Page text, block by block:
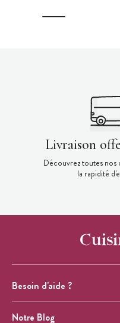
Livraison
Découvrez toutes nos
la rapidité
Besoin d'aide ?
Notre Blog